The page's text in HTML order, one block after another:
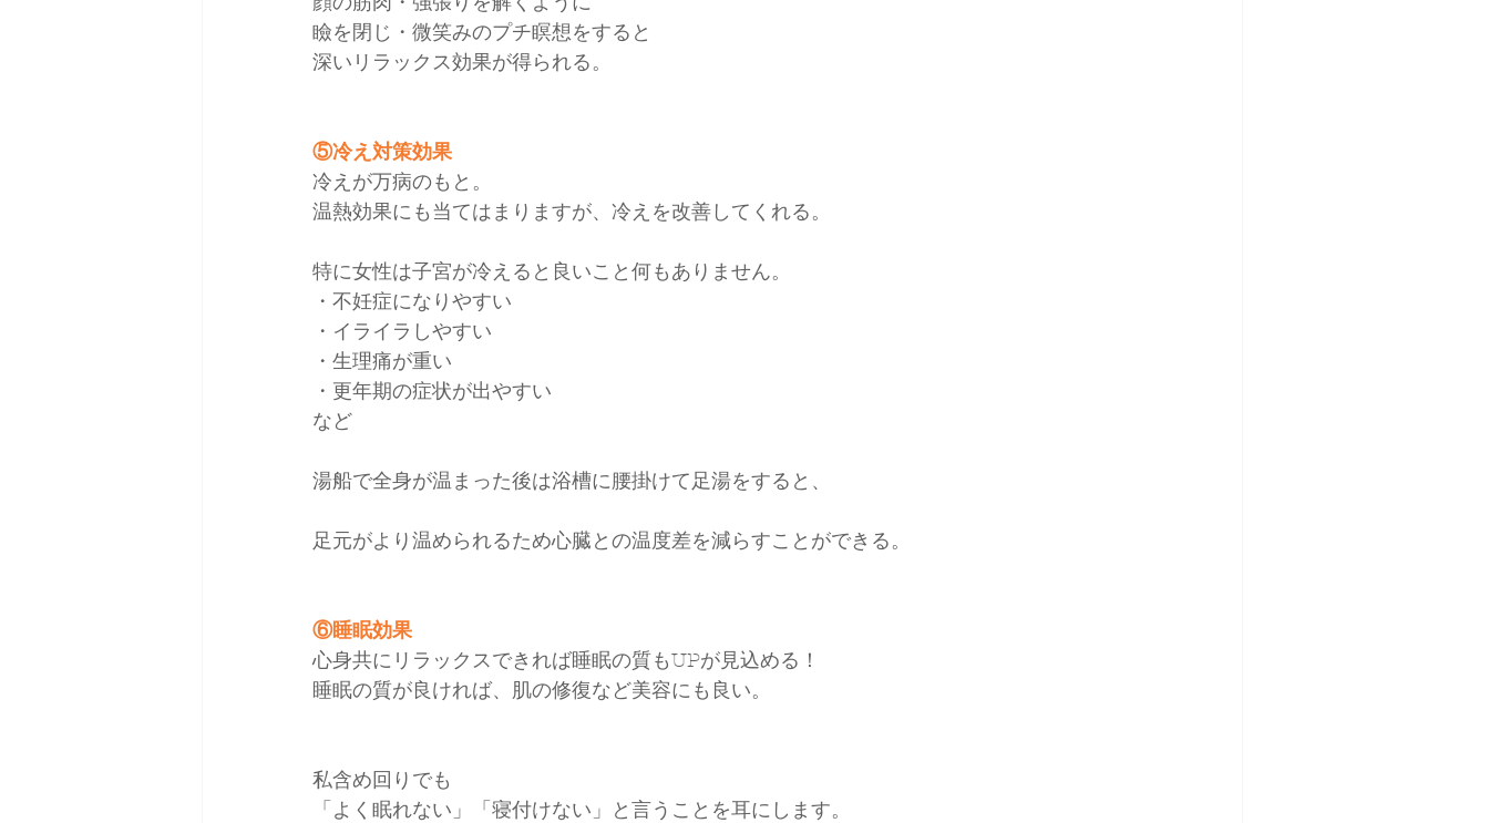
瞼を閉じ・微笑みのプチ瞑想をすると
深いリラックス効果が得られる。
⑤冷え対策効果
冷えが万病のもと。
温熱効果にも当てはまりますが、冷えを改善してくれる。
特に女性は子宮が冷えると良いこと何もありません。
・不妊症になりやすい
・イライラしやすい
・生理痛が重い
・更年期の症状が出やすい
など
湯船で全身が温まった後は浴槽に腰掛けて足湯をすると、
足元がより温められるため心臓との温度差を減らすことができる。
⑥睡眠効果
心身共にリラックスできれば睡眠の質もUPが見込める！
睡眠の質が良ければ、肌の修復など美容にも良い。
私含め回りでも
「よく眠れない」「寝付けない」と言うことを耳にします。